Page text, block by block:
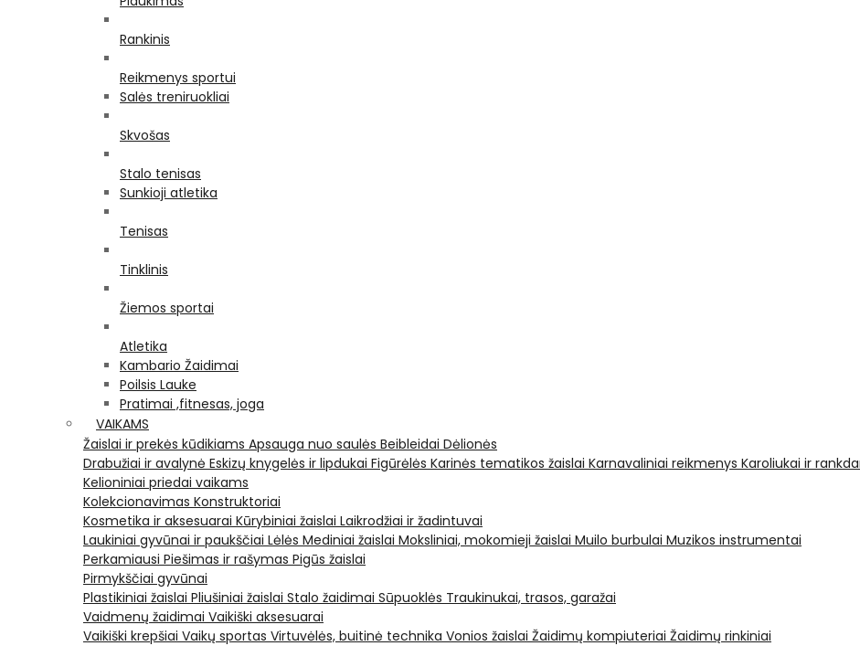
Rankinis
Reikmenys sportui
Salės treniruokliai
Skvošas
Stalo tenisas
Sunkioji atletika
Tenisas
Tinklinis
Žiemos sportai
Atletika
Kambario Žaidimai
Poilsis Lauke
Pratimai ,fitnesas, joga
VAIKAMS
Žaislai ir prekės kūdikiams Apsauga nuo saulės Beibleidai Dėlionės
Drabužiai ir avalynė Eskizų knygelės ir lipdukai Figūrėlės Karinės tematikos žaislai Karnavaliniai reikmenys Karoliukai ir
Kelioniniai priedai vaikams
Kolekcionavimas Konstruktoriai
Kosmetika ir aksesuarai Kūrybiniai žaislai Laikrodžiai ir žadintuvai
Laukiniai gyvūnai ir paukščiai Lėlės Mediniai žaislai Moksliniai, mokomieji žaislai Muilo burbulai Muzikos instrumentai
Perkamiausi Piešimas ir rašymas Pigūs žaislai
Pirmykščiai gyvūnai
Plastikiniai žaislai Pliušiniai žaislai Stalo žaidimai Sūpuoklės Traukinukai, trasos, garažai
Vaidmenų žaidimai Vaikiški aksesuarai
Vaikiški krepšiai Vaikų sportas Virtuvėlės, buitinė technika Vonios žaislai Žaidimų kompiuteriai Žaidimų rinkiniai